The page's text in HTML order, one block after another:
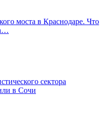
моста в Краснодаре. Что
сектора
в Сочи